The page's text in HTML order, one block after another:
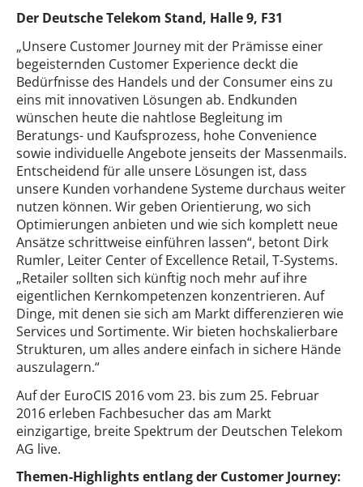
Der Deutsche Telekom Stand, Halle 9, F31
„Unsere Customer Journey mit der Prämisse einer
begeisternden Customer Experience deckt die
Bedürfnisse des Handels und der Consumer eins zu
eins mit innovativen Lösungen ab. Endkunden
wünschen heute die nahtlose Begleitung im
Beratungs- und Kaufsprozess, hohe Convenience
sowie individuelle Angebote jenseits der Massenmails.
Entscheidend für alle unsere Lösungen ist, dass
unsere Kunden vorhandene Systeme durchaus weiter
nutzen können. Wir geben Orientierung, wo sich
Optimierungen anbieten und wie sich komplett neue
Ansätze schrittweise einführen lassen“, betont Dirk
Rumler, Leiter Center of Excellence Retail, T-Systems.
„Retailer sollten sich künftig noch mehr auf ihre
eigentlichen Kernkompetenzen konzentrieren. Auf
Dinge, mit denen sie sich am Markt differenzieren wie
Services und Sortimente. Wir bieten hochskalierbare
Strukturen, um alles andere einfach in sichere Hände
auszulagern.“
Auf der EuroCIS 2016 vom 23. bis zum 25. Februar
2016 erleben Fachbesucher das am Markt
einzigartige, breite Spektrum der Deutschen Telekom
AG live.
Themen-Highlights entlang der Customer Journey: